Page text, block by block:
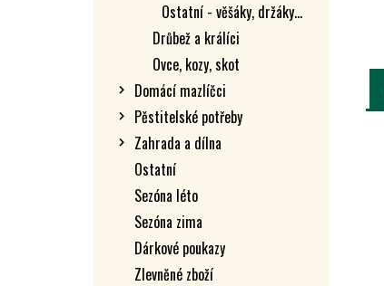
Ostatní - věšáky, držáky...
Drůbež a králíci
Ovce, kozy, skot
Domácí mazlíčci
Pěstitelské potřeby
Zahrada a dílna
Ostatní
Sezóna léto
Sezóna zima
Dárkové poukazy
Zlevněné zboží